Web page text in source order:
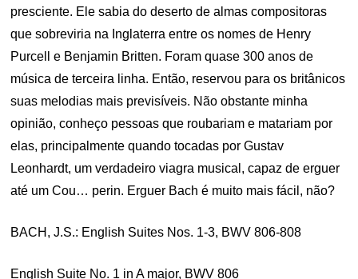
presciente. Ele sabia do deserto de almas compositoras
que sobreviria na Inglaterra entre os nomes de Henry
Purcell e Benjamin Britten. Foram quase 300 anos de
música de terceira linha. Então, reservou para os britânicos
suas melodias mais previsíveis. Não obstante minha
opinião, conheço pessoas que roubariam e matariam por
elas, principalmente quando tocadas por Gustav
Leonhardt, um verdadeiro viagra musical, capaz de erguer
até um Cou… perin. Erguer Bach é muito mais fácil, não?
BACH, J.S.: English Suites Nos. 1-3, BWV 806-808
English Suite No. 1 in A major, BWV 806